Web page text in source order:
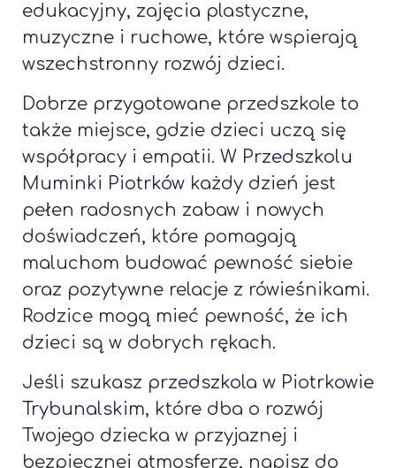
edukacyjny, zajęcia plastyczne,
muzyczne i ruchowe, które wspierają
wszechstronny rozwój dzieci.
Dobrze przygotowane przedszkole to
także miejsce, gdzie dzieci uczą się
współpracy i empatii. W Przedszkolu
Muminki Piotrków każdy dzień jest
pełen radosnych zabaw i nowych
doświadczeń, które pomagają
maluchom budować pewność siebie
oraz pozytywne relacje z rówieśnikami.
Rodzice mogą mieć pewność, że ich
dzieci są w dobrych rękach.
Jeśli szukasz przedszkola w Piotrkowie
Trybunalskim, które dba o rozwój
Twojego dziecka w przyjaznej i
bezpiecznej atmosferze, napisz do